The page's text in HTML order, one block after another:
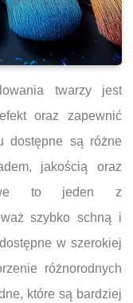
twarzy jest
oraz zapewnić
dostępne są różne
jakością oraz
to jeden z
szybko schną i
w szerokiej
różnorodnych
które są bardziej